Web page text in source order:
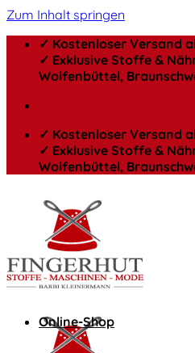
Zum Inhalt springen
✓ Kostenloser Versand
✓ Exklusive Stoffe &
Wolfenbüttel,
✓ Kostenloser Versand
✓ Exklusive Stoffe &
Wolfenbüttel,
Online-Shop